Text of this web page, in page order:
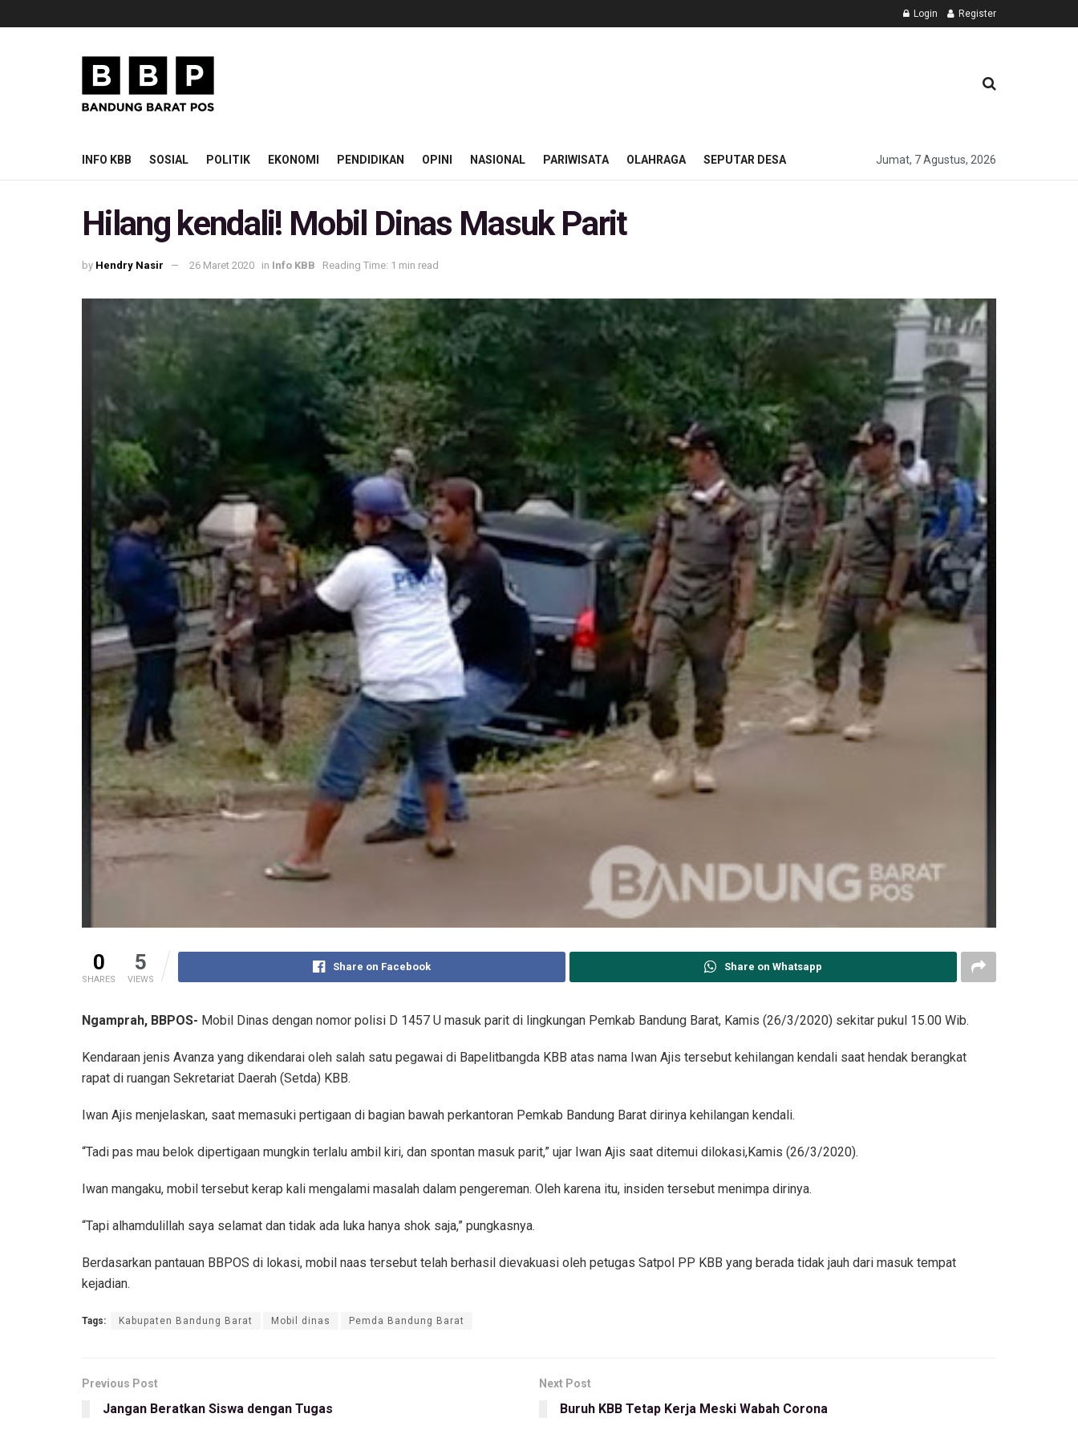
Login Register
INFO KBB SOSIAL POLITIK EKONOMI PENDIDIKAN OPINI NASIONAL PARIWISATA OLAHRAGA SEPUTAR DESA Jumat, 7 Agustus, 2026
Hilang kendali! Mobil Dinas Masuk Parit
by Hendry Nasir 26 Maret 2020 in Info KBB Reading Time: 1 min read
0
SHARES
5
VIEWS
Share on Facebook Share on Whatsapp
Ngamprah, BBPOS- Mobil Dinas dengan nomor polisi D 1457 U masuk parit di lingkungan Pemkab Bandung Barat, Kamis (26/3/2020) sekitar pukul 15.00 Wib.
Kendaraan jenis Avanza yang dikendarai oleh salah satu pegawai di Bapelitbangda KBB atas nama Iwan Ajis tersebut kehilangan kendali saat hendak berangkat
rapat di ruangan Sekretariat Daerah (Setda) KBB.
Iwan Ajis menjelaskan, saat memasuki pertigaan di bagian bawah perkantoran Pemkab Bandung Barat dirinya kehilangan kendali.
“Tadi pas mau belok dipertigaan mungkin terlalu ambil kiri, dan spontan masuk parit,” ujar Iwan Ajis saat ditemui dilokasi,Kamis (26/3/2020).
Iwan mangaku, mobil tersebut kerap kali mengalami masalah dalam pengereman. Oleh karena itu, insiden tersebut menimpa dirinya.
“Tapi alhamdulillah saya selamat dan tidak ada luka hanya shok saja,” pungkasnya.
Berdasarkan pantauan BBPOS di lokasi, mobil naas tersebut telah berhasil dievakuasi oleh petugas Satpol PP KBB yang berada tidak jauh dari masuk tempat
kejadian.
Tags: Kabupaten Bandung Barat Mobil dinas Pemda Bandung Barat
Previous Post
Jangan Beratkan Siswa dengan Tugas
Next Post
Buruh KBB Tetap Kerja Meski Wabah Corona